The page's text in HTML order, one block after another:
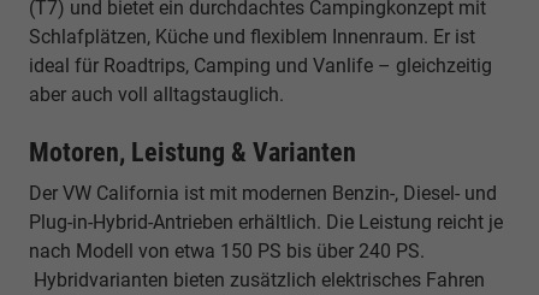
(T7) und bietet ein durchdachtes Campingkonzept mit
Schlafplätzen, Küche und flexiblem Innenraum. Er ist
ideal für Roadtrips, Camping und Vanlife – gleichzeitig
aber auch voll alltagstauglich.
Motoren, Leistung & Varianten
Der VW California ist mit modernen Benzin-, Diesel- und
Plug-in-Hybrid-Antrieben erhältlich. Die Leistung reicht je
nach Modell von etwa 150 PS bis über 240 PS.
Hybridvarianten bieten zusätzlich elektrisches Fahren